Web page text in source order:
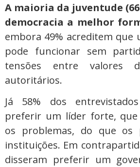
A maioria da juventude
democracia a melhor
embora 49% acreditem que
pode funcionar sem
tensões entre valores
autoritários.
Já 58% dos
preferir um líder forte, que
os problemas, do que os
instituições. Em
disseram preferir um